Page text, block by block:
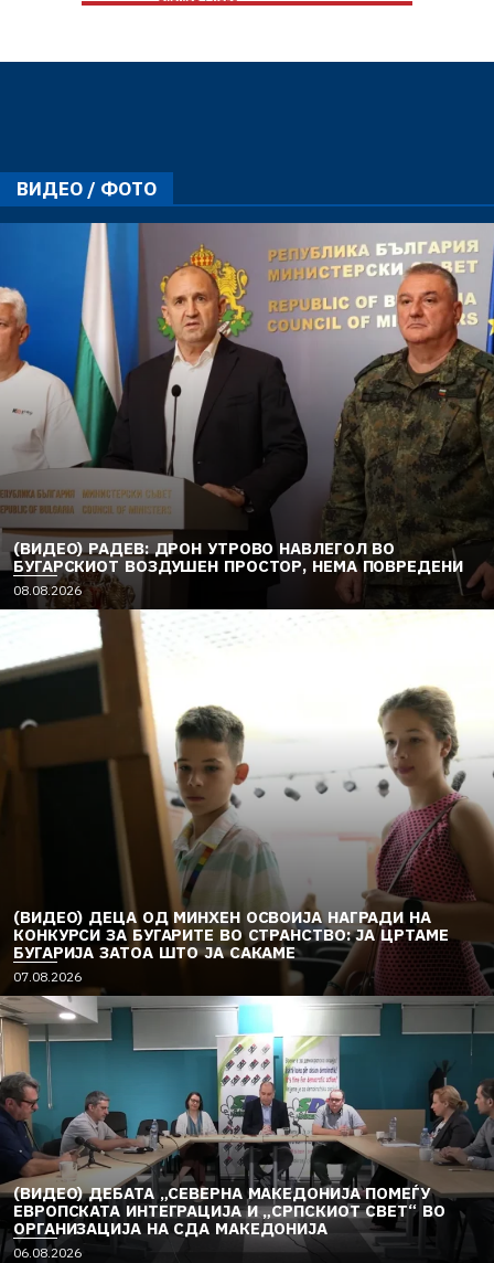
ВИДЕО / ФОТО
(ВИДЕО) РАДЕВ: ДРОН УТРОВО НАВЛЕГОЛ ВО
БУГАРСКИОТ ВОЗДУШЕН ПРОСТОР, НЕМА ПОВРЕДЕНИ
08.08.2026
(ВИДЕО) ДЕЦА ОД МИНХЕН ОСВОИЈА НАГРАДИ НА
КОНКУРСИ ЗА БУГАРИТЕ ВО СТРАНСТВО: ЈА ЦРТАМЕ
БУГАРИЈА ЗАТОА ШТО ЈА САКАМЕ
07.08.2026
(ВИДЕО) ДЕБАТА „СЕВЕРНА МАКЕДОНИЈА ПОМЕЃУ
ЕВРОПСКАТА ИНТЕГРАЦИЈА И „СРПСКИОТ СВЕТ“ ВО
ОРГАНИЗАЦИЈА НА СДА МАКЕДОНИЈА
06.08.2026